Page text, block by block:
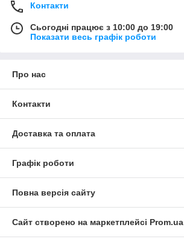
Контакти
Сьогодні працює з 10:00 до 19:00
Показати весь графік роботи
Про нас
Контакти
Доставка та оплата
Графік роботи
Повна версія сайту
Сайт створено на маркетплейсі Prom.ua